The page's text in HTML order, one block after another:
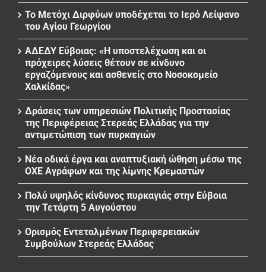
Το Μετόχι Διρφύων υποδέχεται το Ιερό Λείψανο
του Αγίου Γεωργίου
ΑΔΕΔΥ Εύβοιας: «Η υποστελέχωση και οι
πρόχειρες λύσεις θέτουν σε κίνδυνο
εργαζόμενους και ασθενείς στο Νοσοκομείο
Χαλκίδας»
Δράσεις των υπηρεσιών Πολιτικής Προστασίας
της Περιφέρειας Στερεάς Ελλάδας για την
αντιμετώπιση των πυρκαγιών
Νέα οδικά έργα και αναπτυξιακή ώθηση μέσω της
ΟΧΕ Αγράφων και της λίμνης Κρεμαστών
Πολύ υψηλός κίνδυνος πυρκαγιάς στην Εύβοια
την Τετάρτη 5 Αυγούστου
Ορισμός Εντεταλμένων Περιφερειακών
Συμβούλων Στερεάς Ελλάδας